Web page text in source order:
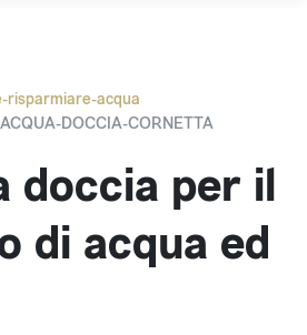
risparmiare-acqua
DOCCIA-CORNETTA
doccia per il
di acqua ed